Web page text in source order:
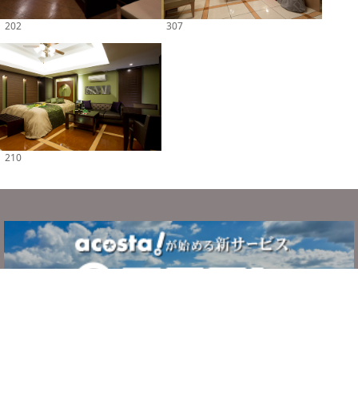
202 307
210